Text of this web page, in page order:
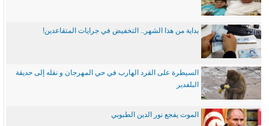
بداية من هذا الشهر.. التخفيض في جرايات المتقاعدين!
السيطرة على القرد الهارب في حي المهرجان و نقله إلى حديقة
البلفدير
الموت يفجع نور الدين الطبوبي